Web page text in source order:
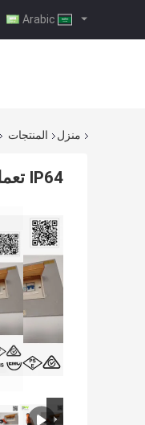
منزل المنتجات
IP64 تعمل بالطاقة البطارية 5W ضوء العمل المحمولة